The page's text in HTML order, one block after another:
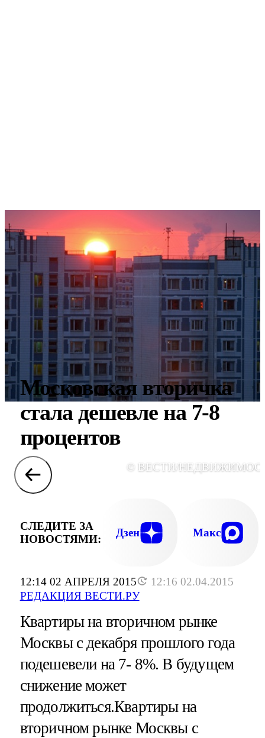
12:14 02 АПРЕЛЯ 2015
12:16 02.04.2015
РЕДАКЦИЯ ВЕСТИ.РУ
Московская вторичка
стала дешевле на 7-8
процентов
© ВЕСТИ/
СЛЕДИТЕ ЗА
НОВОСТЯМИ:
Дзен Макс
Квартиры на вторичном рынке
Москвы с декабря прошлого года
подешевели на 7- 8%. В будущем
снижение может
продолжиться.Квартиры на
вторичном рынке Москвы с